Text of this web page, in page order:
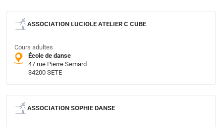
ASSOCIATION LUCIOLE ATELIER C CUBE
Cours adultes
École de danse
47 rue Pierre Semard
34200 SETE
ASSOCIATION SOPHIE DANSE